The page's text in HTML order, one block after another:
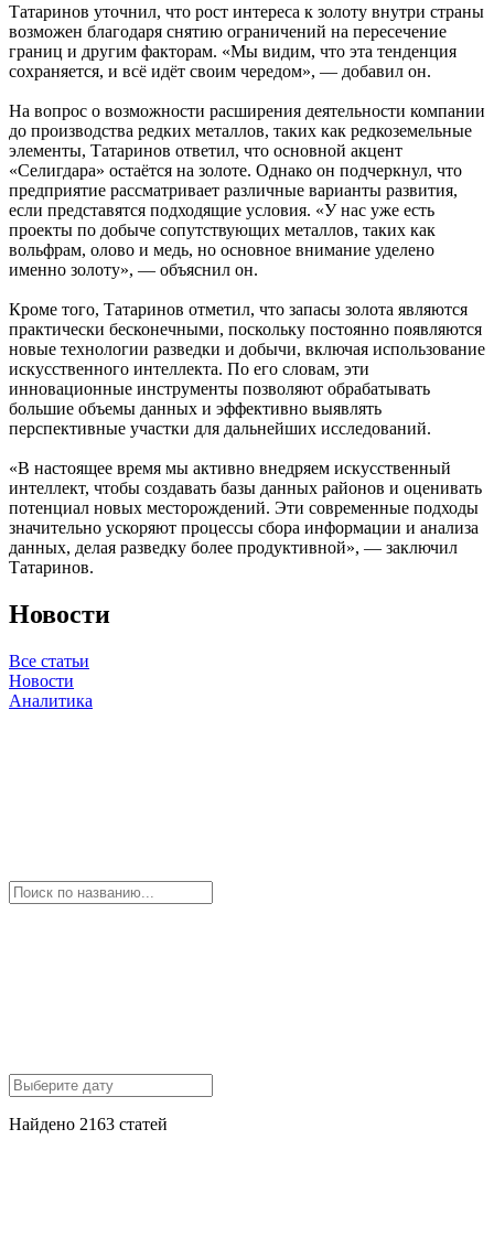
Татаринов уточнил, что рост интереса к золоту внутри страны
возможен благодаря снятию ограничений на пересечение
границ и другим факторам. «Мы видим, что эта тенденция
сохраняется, и всё идёт своим чередом», — добавил он.
На вопрос о возможности расширения деятельности компании
до производства редких металлов, таких как редкоземельные
элементы, Татаринов ответил, что основной акцент
«Селигдара» остаётся на золоте. Однако он подчеркнул, что
предприятие рассматривает различные варианты развития,
если представятся подходящие условия. «У нас уже есть
проекты по добыче сопутствующих металлов, таких как
вольфрам, олово и медь, но основное внимание уделено
именно золоту», — объяснил он.
Кроме того, Татаринов отметил, что запасы золота являются
практически бесконечными, поскольку постоянно появляются
новые технологии разведки и добычи, включая использование
искусственного интеллекта. По его словам, эти
инновационные инструменты позволяют обрабатывать
большие объемы данных и эффективно выявлять
перспективные участки для дальнейших исследований.
«В настоящее время мы активно внедряем искусственный
интеллект, чтобы создавать базы данных районов и оценивать
потенциал новых месторождений. Эти современные подходы
значительно ускоряют процессы сбора информации и анализа
данных, делая разведку более продуктивной», — заключил
Татаринов.
Новости
Все статьи
Новости
Аналитика
Найдено 2163 статей